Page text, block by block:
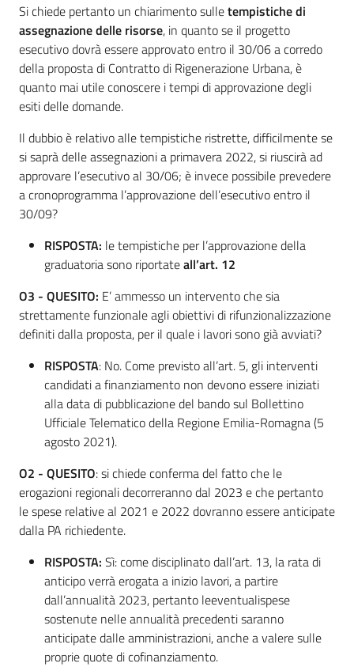
Si chiede pertanto un chiarimento sulletempistiche di
assegnazione delle risorse, in quanto se il progetto
esecutivo dovrà essere approvato entro il 30/06 a corredo
della proposta di Contratto di Rigenerazione Urbana, è
quanto mai utile conoscere i tempi di approvazione degli
esiti delle domande.
Il dubbio è relativo alle tempistiche ristrette, difficilmente se
si saprà delle assegnazioni a primavera 2022, si riuscirà ad
approvare l’esecutivo al 30/06; è invece possibile prevedere
a cronoprogramma l’approvazione dell’esecutivo entro il
30/09?
RISPOSTA: le tempistiche per l’approvazione della
graduatoria sono riportateall’art. 12
O3 - QUESITO: E’ammesso un intervento che sia
strettamente funzionale agli obiettivi di rifunzionalizzazione
definiti dalla proposta, per il quale i lavori sono già avviati?
RISPOSTA: No. Come previsto all’art. 5, gli interventi
candidati a finanziamento non devono essere iniziati
alla data di pubblicazione del bando sul Bollettino
Ufficiale Telematico della Regione Emilia-Romagna (5
agosto 2021).
O2 - QUESITO: si chiede conferma del fatto che le
erogazioni regionali decorreranno dal 2023 e che pertanto
le spese relative al 2021 e 2022 dovranno essere anticipate
dalla PA richiedente.
RISPOSTA: Sì: come disciplinato dall’art. 13, la rata di
anticipo verrà erogata a inizio lavori, a partire
dall’annualità 2023, pertanto leeventualispese
sostenute nelle annualità precedenti saranno
anticipate dalle amministrazioni, anche a valere sulle
proprie quote di cofinanziamento.